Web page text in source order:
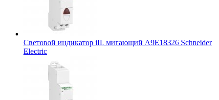
Световой индикатор iIL мигающий A9E18326 Schneider
Electric